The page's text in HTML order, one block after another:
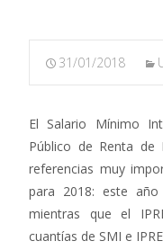
31/01/2018
El Salario Mínimo
Público de Renta de
referencias muy
para 2018: este
mientras que el
cuantías de SMI e